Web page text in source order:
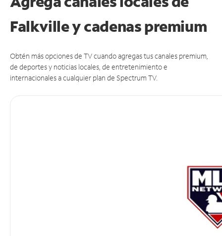
Falkville y cadenas premium
Obtén más opciones de TV cuando agregas tus canales premium,
de deportes y noticias locales, de entretenimiento e
internacionales a cualquier plan de Spectrum TV.